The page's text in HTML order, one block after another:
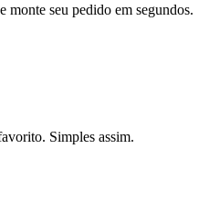
monte seu pedido em segundos.
Simples assim.